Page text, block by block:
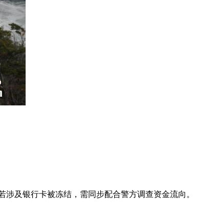
涉及银行卡被冻结，需同步配合警方调查资金流向。